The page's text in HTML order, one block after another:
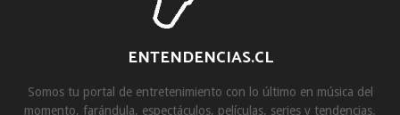
ENTENDENCIAS.CL
Somos tu portal de entretenimiento con lo último en música del
momento, farándula, espectáculos, películas, series y tendencias.